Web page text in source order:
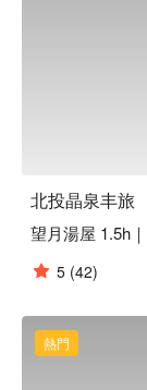
北投晶泉丰旅
望月湯屋 1.5h
5 (42)
熱門